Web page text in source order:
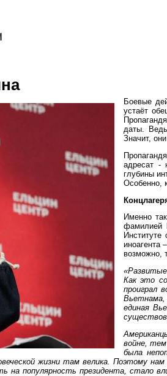
Боевые
устаёт
даты.
Значит,
адресат -
глубины
Особенно,
Именно
фамилией
иноагента
возможно,
Как это
проиграл
единая
войне,
была
жизни там велика. Поэтому
на популярность президента,